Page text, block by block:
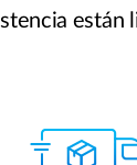
están